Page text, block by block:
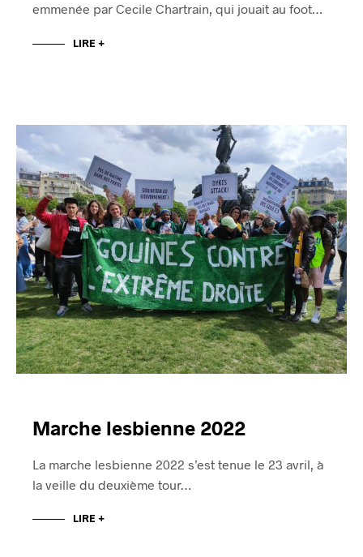
emmenée par Cecile Chartrain, qui jouait au foot…
LIRE +
Marche lesbienne 2022
La marche lesbienne 2022 s’est tenue le 23 avril, à
la veille du deuxième tour…
LIRE +